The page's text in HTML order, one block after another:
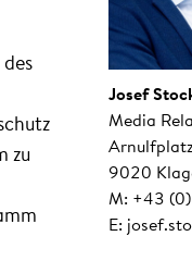
zu
Josef
Media
9020
M: +43
E: